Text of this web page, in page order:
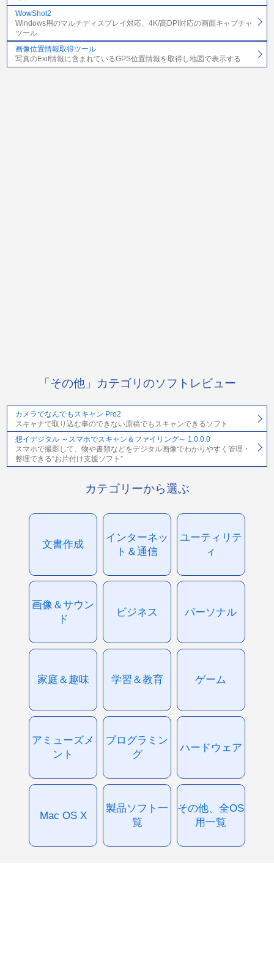
WowShot2
Windows用のマルチディスプレイ対応、4K/高DPI対応の画面キャプチャ
ツール
画像位置情報取得ツール
写真のExif情報に含まれているGPS位置情報を取得し地図で表示する
「その他」カテゴリのソフトレビュー
カメラでなんでもスキャン Pro2
スキャナで取り込む事のできない原稿でもスキャンできるソフト
想イデジタル ～スマホでスキャン＆ファイリング～ 1.0.0.0
スマホで撮影して、物や書類などをデジタル画像でわかりやすく管理・
整理できる“お片付け支援ソフト”
カテゴリーから選ぶ
文書作成
インターネッ
ト＆通信
ユーティリテ
ィ
画像＆サウン
ド
ビジネス パーソナル
家庭＆趣味 学習＆教育 ゲーム
アミューズメ
ント
プログラミン
グ
ハードウェア
Mac OS X
製品ソフト一
覧
その他、全OS
用一覧